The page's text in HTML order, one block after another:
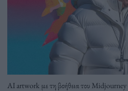
AI artwork με τη βοήθεια του Midjourney